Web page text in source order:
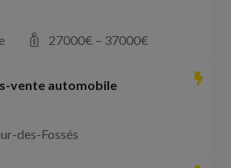
27000€ – 37000€
vente automobile
des-Fossés